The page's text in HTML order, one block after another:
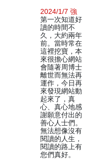
2024/1/7 強
第一次知道好
讀的時間不
久，大約兩年
前。當時常在
這裡挖寶，本
來很擔心網站
會隨著周博士
離世而無法再
運作，今日再
來發現網站動
起來了，真
心、真心地感
謝願意付出的
善心人士們。
無法想像沒有
閱讀的人生，
閱讀的路上有
您們真好。